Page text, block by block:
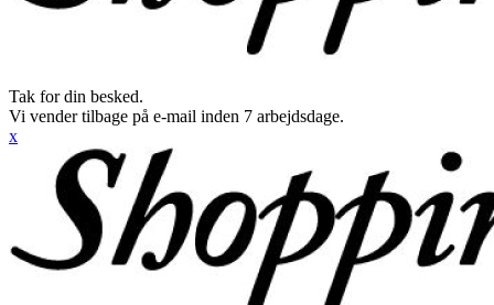
Tak for din besked.
Vi vender tilbage på e-mail inden 7 arbejdsdage.
x